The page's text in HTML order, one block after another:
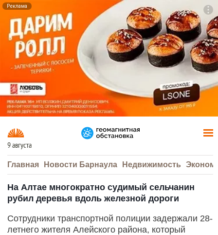
Реклама
9 августа
Главная Новости Барнаула Недвижимость
На Алтае многократно судимый сельчанин
рубил деревья вдоль железной дороги
Сотрудники транспортной полиции задержали 28-
летнего жителя Алейского района, который